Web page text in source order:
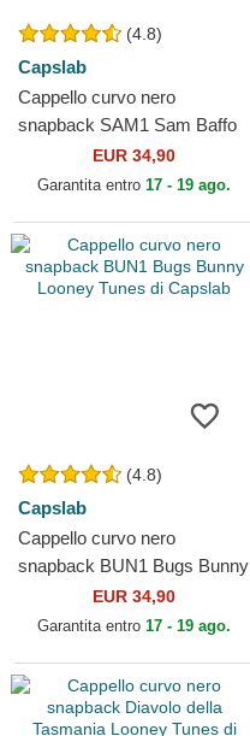
(4.8)
Capslab
Cappello curvo nero
snapback SAM1 Sam Baffo
Looney Tunes di Capslab
EUR 34,90
Garantita entro 17 - 19 ago.
(4.8)
Capslab
Cappello curvo nero
snapback BUN1 Bugs Bunny
Looney Tunes di Capslab
EUR 34,90
Garantita entro 17 - 19 ago.